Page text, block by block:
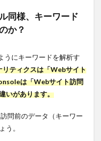
同様、キーワード
か？
うにキーワードを解析す
ティクスは「Webサイト
は「Webサイト訪問
いがあります。
問前のデータ（キーワー
う。